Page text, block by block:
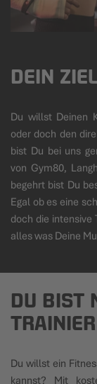
DEIN ZIEL
Du willst Deinen
oder doch den
bist Du bei uns
von Gym80,
begehrt bist Du
Egal ob es eine
doch die intensive
alles was Deine
DU BIST
Du willst ein
kannst? Mit